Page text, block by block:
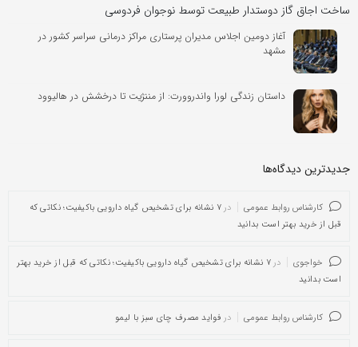
ساخت اجاق گاز دوستدار طبیعت توسط نوجوان فردوسی
آغاز دومین اجلاس مدیران پرستاری مراکز درمانی سراسر کشور در
مشهد
داستان زندگی لورا واندروورت: از مننژیت تا درخشش در هالیوود
جدیدترین دیدگاه‌‌ها
کارشناس روابط عمومی در
۷ نشانه برای تشخیص گیاه دارویی باکیفیت؛ نکاتی که
قبل از خرید بهتر است بدانید
خواجوی در
۷ نشانه برای تشخیص گیاه دارویی باکیفیت؛ نکاتی که قبل از خرید بهتر
است بدانید
کارشناس روابط عمومی در فواید مصرف چای سبز با لیمو